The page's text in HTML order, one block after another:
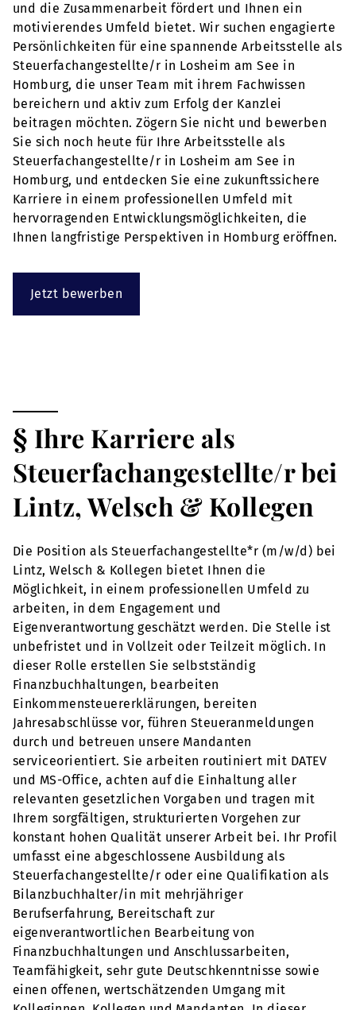
und die Zusammenarbeit fördert und Ihnen ein
motivierendes Umfeld bietet. Wir suchen engagierte
Persönlichkeiten für eine spannende Arbeitsstelle als
Steuerfachangestellte/r in Losheim am See in
Homburg, die unser Team mit ihrem Fachwissen
bereichern und aktiv zum Erfolg der Kanzlei
beitragen möchten. Zögern Sie nicht und bewerben
Sie sich noch heute für Ihre Arbeitsstelle als
Steuerfachangestellte/r in Losheim am See in
Homburg, und entdecken Sie eine zukunftssichere
Karriere in einem professionellen Umfeld mit
hervorragenden Entwicklungsmöglichkeiten, die
Ihnen langfristige Perspektiven in Homburg eröffnen.
Jetzt bewerben
§ Ihre Karriere als
Steuerfachangestellte/r bei
Lintz, Welsch & Kollegen
Die Position als Steuerfachangestellte*r (m/w/d) bei
Lintz, Welsch & Kollegen bietet Ihnen die
Möglichkeit, in einem professionellen Umfeld zu
arbeiten, in dem Engagement und
Eigenverantwortung geschätzt werden. Die Stelle ist
unbefristet und in Vollzeit oder Teilzeit möglich. In
dieser Rolle erstellen Sie selbstständig
Finanzbuchhaltungen, bearbeiten
Einkommensteuererklärungen, bereiten
Jahresabschlüsse vor, führen Steueranmeldungen
durch und betreuen unsere Mandanten
serviceorientiert. Sie arbeiten routiniert mit DATEV
und MS-Office, achten auf die Einhaltung aller
relevanten gesetzlichen Vorgaben und tragen mit
Ihrem sorgfältigen, strukturierten Vorgehen zur
konstant hohen Qualität unserer Arbeit bei. Ihr Profil
umfasst eine abgeschlossene Ausbildung als
Steuerfachangestellte/r oder eine Qualifikation als
Bilanzbuchhalter/in mit mehrjähriger
Berufserfahrung, Bereitschaft zur
eigenverantwortlichen Bearbeitung von
Finanzbuchhaltungen und Anschlussarbeiten,
Teamfähigkeit, sehr gute Deutschkenntnisse sowie
einen offenen, wertschätzenden Umgang mit